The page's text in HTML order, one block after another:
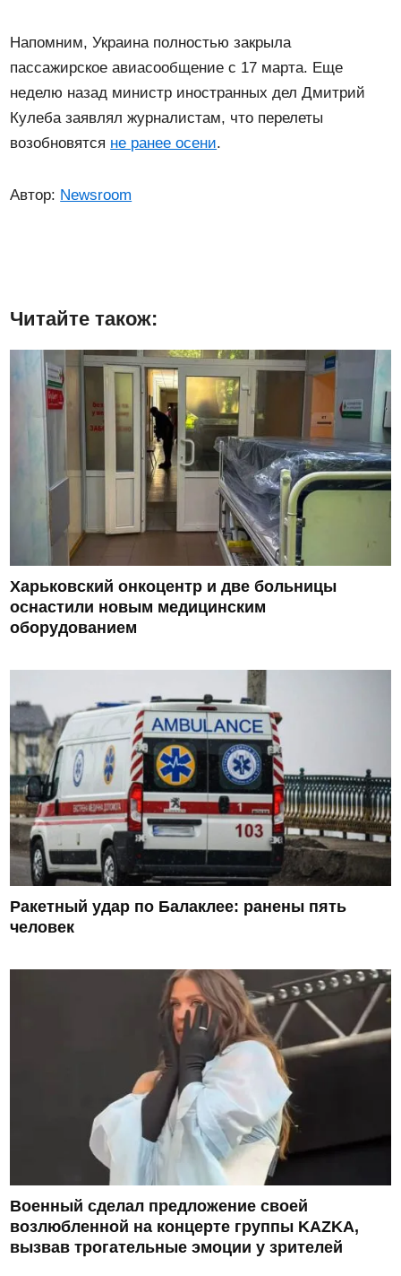
Напомним, Украина полностью закрыла
пассажирское авиасообщение с 17 марта. Еще
неделю назад министр иностранных дел Дмитрий
Кулеба заявлял журналистам, что перелеты
возобновятся не ранее осени.
Автор: Newsroom
Читайте також:
Харьковский онкоцентр и две больницы
оснастили новым медицинским
оборудованием
Ракетный удар по Балаклее: ранены пять
человек
Военный сделал предложение своей
возлюбленной на концерте группы KAZKA,
вызвав трогательные эмоции у зрителей